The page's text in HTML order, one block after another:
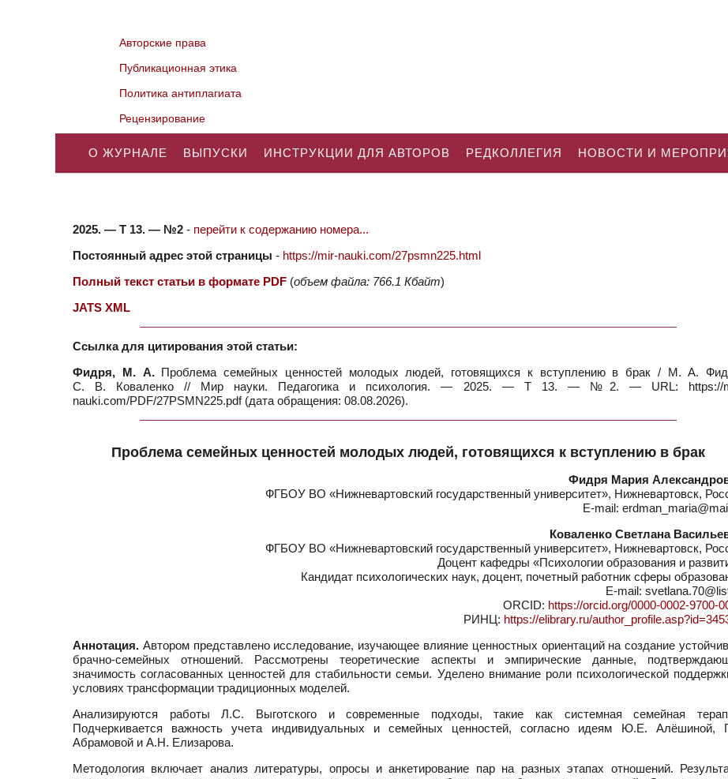
Авторские права
Публикационная этика
Политика антиплагиата
Рецензирование
О ЖУРНАЛЕ ВЫПУСКИ ИНСТРУКЦИИ ДЛЯ АВТОРОВ РЕДКОЛЛЕГИЯ НОВОСТИ И
2025. — Т 13. — №2 - перейти к содержанию номера...
Постоянный адрес этой страницы - https://mir-nauki.com/27psmn225.html
Полный текст статьи в формате PDF (объем файла: 766.1 Кбайт)
JATS XML
Ссылка для цитирования этой статьи:
Фидря, М. А.Проблема семейных ценностей молодых людей, готовящихся к вступлению в брак / М. А.
С. В. Коваленко // Мир науки. Педагогика и психология. — 2025. — Т 13. — №2. — URL: https://
nauki.com/PDF/27PSMN225.pdf (дата обращения: 08.08.2026).
Проблема семейных ценностей молодых людей, готовящихся к вступлению в брак
Фидря Мария
ФГБОУ ВО «Нижневартовский государственный университет», Нижневартовск,
E-mail:
Коваленко Светлана
ФГБОУ ВО «Нижневартовский государственный университет», Нижневартовск,
Доцент кафедры «Психологии образования и
Кандидат психологических наук, доцент, почетный работник сферы
E-mail:
ORCID: https://orcid.org/0000-0002-9700-
РИНЦ: https://elibrary.ru/
Аннотация. Автором представлено исследование, изучающее влияние ценностных ориентаций на создание
брачно-семейных отношений. Рассмотрены теоретические аспекты и эмпирические данные,
значимость согласованных ценностей для стабильности семьи. Уделено внимание роли психологической
условиях трансформации традиционных моделей.
Анализируются работы Л.С. Выготского и современные подходы, такие как системная семейная
Подчеркивается важность учета индивидуальных и семейных ценностей, согласно идеям Ю.Е. Алёшиной,
Абрамовой и А.Н. Елизарова.
Методология включает анализ литературы, опросы и анкетирование пар на разных этапах отношений.